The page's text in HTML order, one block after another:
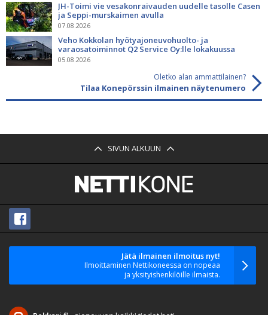
JH-Toimi vie vesakonraivauden uudelle tasolle Casen
ja Seppi-murskaimen avulla
07.08.2026
Veho Kokkolan hyötyajoneuvohuolto- ja
varaosatoiminnot Q2 Service Oy:lle lokakuussa
05.08.2026
Oletko alan ammattilainen?
Tilaa Konepörssin ilmainen näytenumero
SIVUN ALKUUN
Jätä ilmainen ilmoitus nyt!
Ilmoittaminen Nettikoneessa on nopeaa
ja yksityishenkilöille ilmaista.